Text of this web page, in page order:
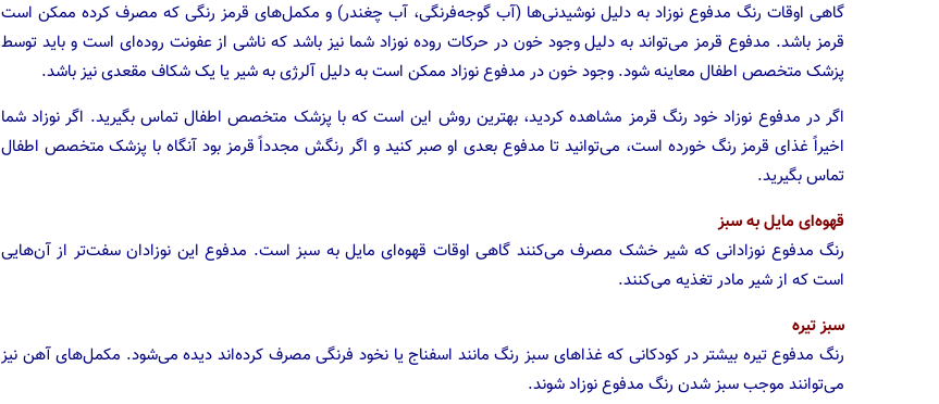
گاهی اوقات رنگ مدفوع نوزاد به دلیل نوشیدنی‌ها (آب گوجه‌فرنگی، آب چغندر) و مکمل‌های قرمز رنگی که مصرف کرده ممکن است
قرمز باشد. مدفوع قرمز می‌تواند به دلیل وجود خون در حرکات روده نوزاد شما نیز باشد که ناشی از عفونت روده‌ای است و باید توسط
پزشک متخصص اطفال معاینه شود. وجود خون در مدفوع نوزاد ممکن است به دلیل آلرژی به شیر یا یک شکاف مقعدی نیز باشد.
اگر در مدفوع نوزاد خود رنگ قرمز مشاهده کردید، بهترین روش این است که با پزشک متخصص اطفال تماس بگیرید. اگر نوزاد شما
اخیراً غذای قرمز رنگ خورده است، می‌توانید تا مدفوع بعدی او صبر کنید و اگر رنگش مجدداً قرمز بود آنگاه با پزشک متخصص اطفال
تماس بگیرید.
قهوه‌ای مایل به سبز
رنگ مدفوع نوزادانی که شیر خشک مصرف می‌کنند گاهی اوقات قهوه‌ای مایل به سبز است. مدفوع این نوزادان سفت‌تر از آن‌هایی
است که از شیر مادر تغذیه می‌کنند.
سبز تیره
رنگ مدفوع تیره بیشتر در کودکانی که غذاهای سبز رنگ مانند اسفناج یا نخود فرنگی مصرف کرده‌اند دیده می‌شود. مکمل‌های آهن نیز
می‌توانند موجب سبز شدن رنگ مدفوع نوزاد شوند.